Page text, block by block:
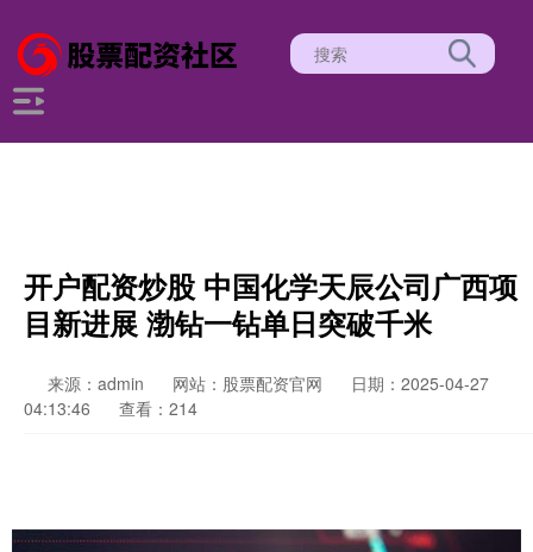
开户配资炒股 中国化学天辰公司广西项
目新进展 渤钻一钻单日突破千米
来源：admin 网站：股票配资官网
日期：2025-04-27
04:13:46
查看：214